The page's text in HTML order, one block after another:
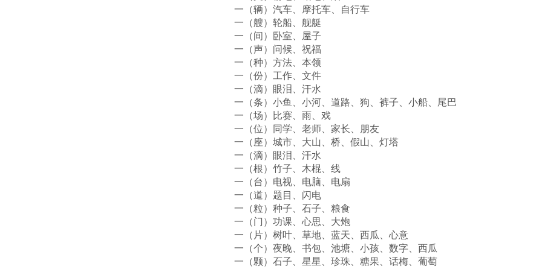
一（辆）汽车、摩托车、自行车
一（艘）轮船、舰艇
一（间）卧室、屋子
一（声）问候、祝福
一（种）方法、本领
一（份）工作、文件
一（滴）眼泪、汗水
一（条）小鱼、小河、道路、狗、裤子、小船、尾巴
一（场）比赛、雨、戏
一（位）同学、老师、家长、朋友
一（座）城市、大山、桥、假山、灯塔
一（滴）眼泪、汗水
一（根）竹子、木棍、线
一（台）电视、电脑、电扇
一（道）题目、闪电
一（粒）种子、石子、粮食
一（门）功课、心思、大炮
一（片）树叶、草地、蓝天、西瓜、心意
一（个）夜晚、书包、池塘、小孩、数字、西瓜
一（颗）石子、星星、珍珠、糖果、话梅、葡萄